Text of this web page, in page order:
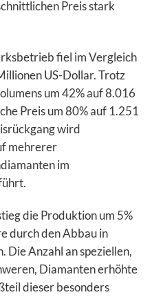
Preis stark
fiel im Vergleich
US-Dollar. Trotz
um 42% auf 8.016
Preis um 80% auf 1.251
wird
mehrerer
im
die Produktion um 5%
durch den Abbau in
Anzahl an speziellen,
Diamanten erhöhte
dieser besonders